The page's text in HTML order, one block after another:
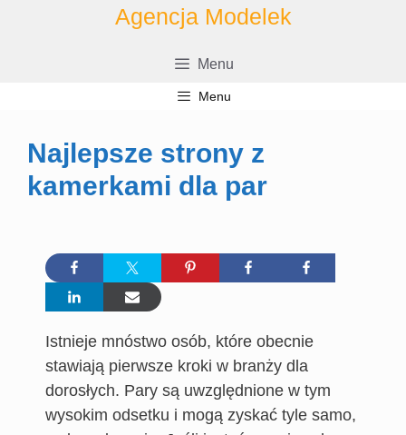
Agencja Modelek
Menu
Menu
Najlepsze strony z
kamerkami dla par
Istnieje mnóstwo osób, które obecnie
stawiają pierwsze kroki w branży dla
dorosłych. Pary są uwzględnione w tym
wysokim odsetku i mogą zyskać tyle samo,